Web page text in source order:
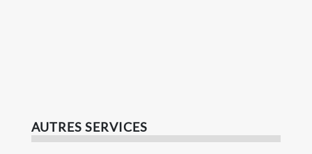
AUTRES SERVICES